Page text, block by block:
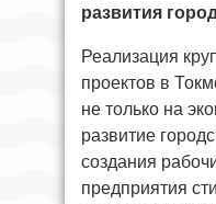
развития
Реализация
проектов в
не только на
развитие
создания
предприятия